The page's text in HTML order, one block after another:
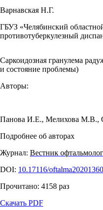
Варнавская Н.Г.
ГБУЗ «Челябинский
противотуберкулезный
Саркоидозная гранулема
и состояние проблемы)
Авторы:
Панова И.Е., Мелихова М.В.,
Подробнее об авторах
Журнал: Вестник
DOI: 10.17116/
Прочитано: 4158 раз
Скачать PDF